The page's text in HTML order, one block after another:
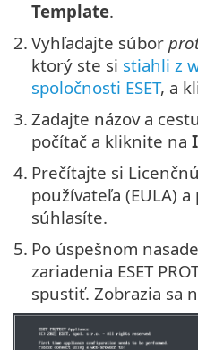
Template.
2. Vyhľadajte súbor
ktorý ste si stiahli z
spoločnosti ESET, a
3. Zadajte názov a
počítač a kliknite na
4. Prečítajte si
používateľa (EULA)
súhlasíte.
5. Po úspešnom
zariadenia ESET
spustiť. Zobrazia sa